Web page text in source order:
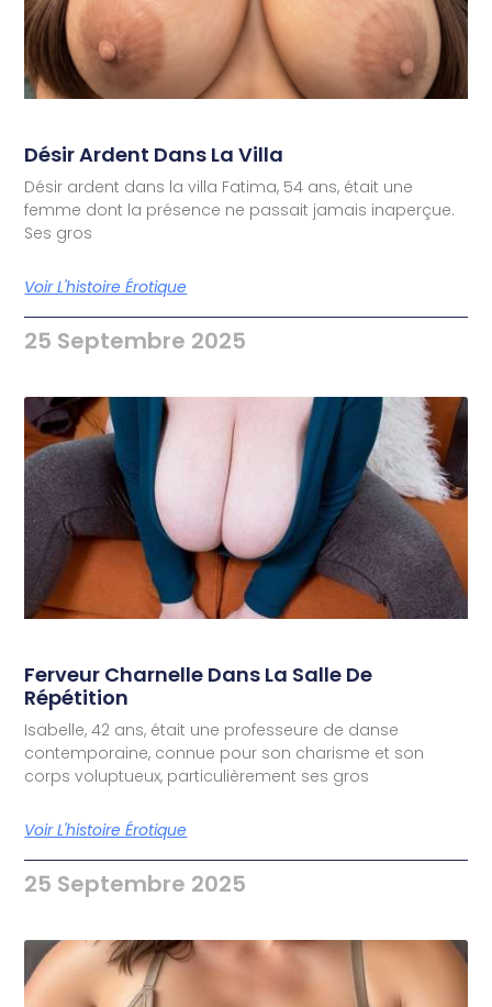
Désir Ardent Dans La Villa
Désir ardent dans la villa Fatima, 54 ans, était une
femme dont la présence ne passait jamais inaperçue.
Ses gros
Voir L'histoire Érotique
25 Septembre 2025
Ferveur Charnelle Dans La Salle De
Répétition
Isabelle, 42 ans, était une professeure de danse
contemporaine, connue pour son charisme et son
corps voluptueux, particulièrement ses gros
Voir L'histoire Érotique
25 Septembre 2025